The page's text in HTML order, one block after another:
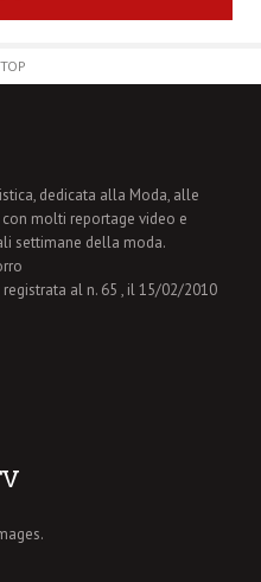
dedicata alla Moda, alle
molti reportage video e
settimane della moda.
al n. 65 , il 15/02/2010